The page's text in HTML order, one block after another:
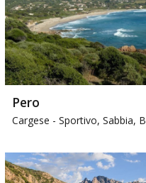
Pero
Cargese - Sportivo, Sabbia, Bar